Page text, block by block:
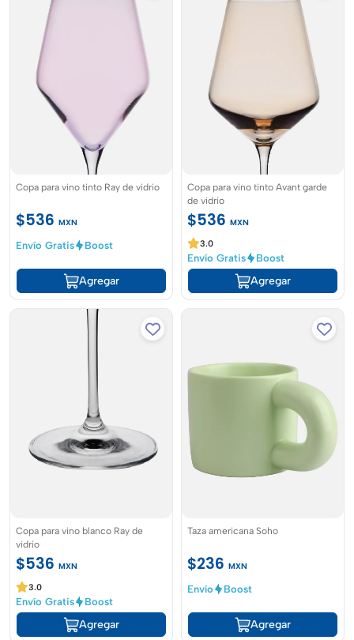
Copa para vino tinto Ray de vidrio
$536 MXN
Envío Gratis
Boost
Agregar
Copa para vino tinto Avant garde
de vidrio
$536 MXN
3.0
Envío Gratis Boost
Agregar
Copa para vino blanco Ray de
vidrio
$536 MXN
3.0
Envío Gratis Boost
Agregar
Taza americana Soho
$236 MXN
Envío
Boost
Agregar